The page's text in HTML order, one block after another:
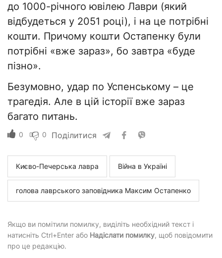
до 1000-річного ювілею Лаври (який
відбудеться у 2051 році), і на це потрібні
кошти. Причому кошти Остапенку були
потрібні «вже зараз», бо завтра «буде
пізно».
Безумовно, удар по Успенському – це
трагедія. Але в цій історії вже зараз
багато питань.
0 0 Поділитися
Києво-Печерська лавра Війна в Україні
голова лаврського заповідника Максим Остапенко
Якщо ви помітили помилку, виділіть необхідний текст і
натисніть Ctrl+Enter або Надіслати помилку, щоб повідомити
про це редакцію.